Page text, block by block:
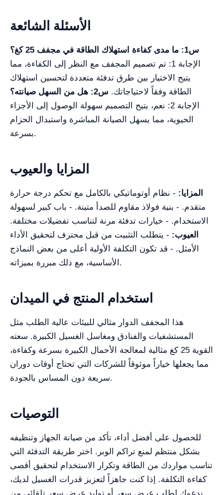
الأسئلة الشائعة
س1: ما مدى كفاءة استهلاك الطاقة في مجفف 25 كغ؟
الإجابة 1: تم تصميم المجفف مع النظر إلى الكفاءة، مما
يتيح الاختيار بين طرق تدفئة متعددة لتحسين استهلاك
الطاقة وفقاً لاحتياجاتك. س2: هل من السهل صيانته؟
الإجابة 2: نعم، يتيح التصميم سهولة الوصول إلى الأجزاء
الحيوية، مما يسهل الصيانة المباشرة واستبدال الحزام
بسرعة.
المزايا والعيوب
المزايا: - نظام أوتوماتيكي بالكامل مع تحكم درجة حرارة
متقدم. - بنية فولاذ مقاوم للصدأ متينة. - باب كبير لسهولة
الاستخدام. - خيارات تدفئة مرنة لتناسب تفضيلات مختلفة.
العيوب: - يتطلب التثبيت من قبل محترف لتحقيق الأداء
الأمثل. - قد تكون التكلفة الأولية أعلى من بعض النماذج
الأساسية، مع ذلك مبررة بميزاته.
استخدام المنتج في الميدان
هذا المجفف الدوار مثالي للبيئات عالية الطلب مثل
المستشفيات والفنادق ومغاسل الغسيل الكبيرة. سعته
القوية 25 كغ مثالية لمعالجة الأحمال الكبيرة بسرعة وكفاءة،
مما يجعلها خياراً موثوقاً للشركات التي تحتاج أوقات دوران
سريعة دون المساس بالجودة.
التوصيات
للحصول على أفضل أداء، تأكد من صيانة الجهاز وتنظيفه
بشكل منتظم لمنع تراكم الوبر. اختر طريقة التدفئة التي
تناسب مواردك من الطاقة وتكرار الاستخدام لتحقيق أقصى
كفاءة التكلفة. إذا كنت جاهزاً لتعزيز قدرات الغسيل لديك،